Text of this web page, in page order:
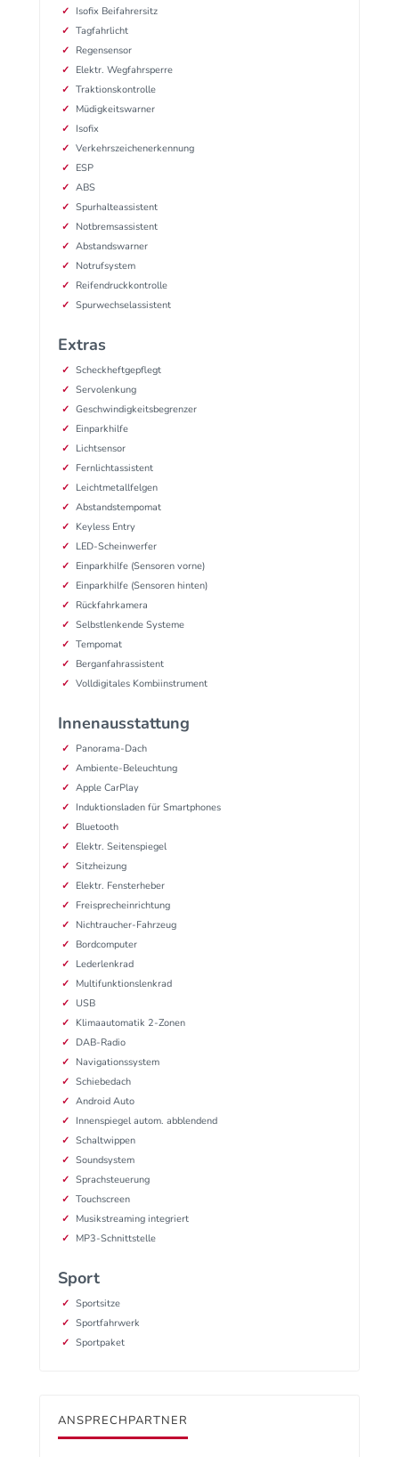
Isofix Beifahrersitz
Tagfahrlicht
Regensensor
Elektr. Wegfahrsperre
Traktionskontrolle
Müdigkeitswarner
Isofix
Verkehrszeichenerkennung
ESP
ABS
Spurhalteassistent
Notbremsassistent
Abstandswarner
Notrufsystem
Reifendruckkontrolle
Spurwechselassistent
Extras
Scheckheftgepflegt
Servolenkung
Geschwindigkeitsbegrenzer
Einparkhilfe
Lichtsensor
Fernlichtassistent
Leichtmetallfelgen
Abstandstempomat
Keyless Entry
LED-Scheinwerfer
Einparkhilfe (Sensoren vorne)
Einparkhilfe (Sensoren hinten)
Rückfahrkamera
Selbstlenkende Systeme
Tempomat
Berganfahrassistent
Volldigitales Kombiinstrument
Innenausstattung
Panorama-Dach
Ambiente-Beleuchtung
Apple CarPlay
Induktionsladen für Smartphones
Bluetooth
Elektr. Seitenspiegel
Sitzheizung
Elektr. Fensterheber
Freisprecheinrichtung
Nichtraucher-Fahrzeug
Bordcomputer
Lederlenkrad
Multifunktionslenkrad
USB
Klimaautomatik 2-Zonen
DAB-Radio
Navigationssystem
Schiebedach
Android Auto
Innenspiegel autom. abblendend
Schaltwippen
Soundsystem
Sprachsteuerung
Touchscreen
Musikstreaming integriert
MP3-Schnittstelle
Sport
Sportsitze
Sportfahrwerk
Sportpaket
ANSPRECHPARTNER